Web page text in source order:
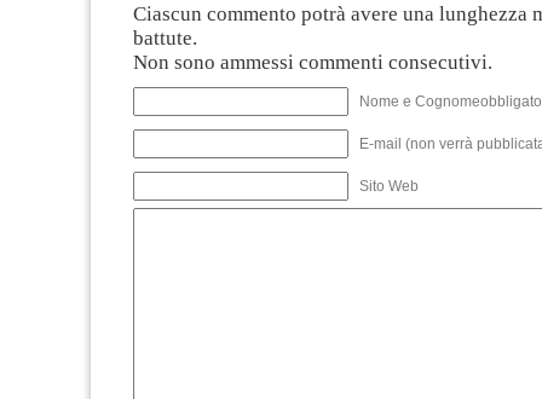
Ciascun commento potrà avere una lunghezza
battute.
Non sono ammessi commenti consecutivi.
Nome e
E-mail (non verrà
Sito Web